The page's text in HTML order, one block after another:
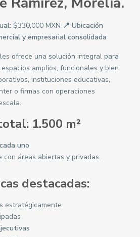
$330,000 MXN 📍 Ubicación
y empresarial consolidada
ofrece una solución integral para
amplios, funcionales y bien
instituciones educativas,
o firmas con operaciones
1.500 m²
uno
con áreas abiertas y privadas.
destacadas:
estratégicamente